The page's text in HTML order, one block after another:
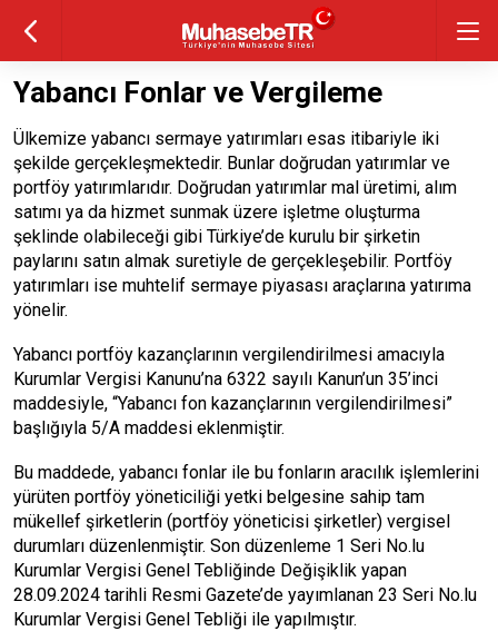
Yabancı Fonlar ve Vergileme
Ülkemize yabancı sermaye yatırımları esas itibariyle iki
şekilde gerçekleşmektedir. Bunlar doğrudan yatırımlar ve
portföy yatırımlarıdır. Doğrudan yatırımlar mal üretimi, alım
satımı ya da hizmet sunmak üzere işletme oluşturma
şeklinde olabileceği gibi Türkiye’de kurulu bir şirketin
paylarını satın almak suretiyle de gerçekleşebilir. Portföy
yatırımları ise muhtelif sermaye piyasası araçlarına yatırıma
yönelir.
Yabancı portföy kazançlarının vergilendirilmesi amacıyla
Kurumlar Vergisi Kanunu’na 6322 sayılı Kanun’un 35’inci
maddesiyle, “Yabancı fon kazançlarının vergilendirilmesi”
başlığıyla 5/A maddesi eklenmiştir.
Bu maddede, yabancı fonlar ile bu fonların aracılık işlemlerini
yürüten portföy yöneticiliği yetki belgesine sahip tam
mükellef şirketlerin (portföy yöneticisi şirketler) vergisel
durumları düzenlenmiştir. Son düzenleme 1 Seri No.lu
Kurumlar Vergisi Genel Tebliğinde Değişiklik yapan
28.09.2024 tarihli Resmi Gazete’de yayımlanan 23 Seri No.lu
Kurumlar Vergisi Genel Tebliği ile yapılmıştır.